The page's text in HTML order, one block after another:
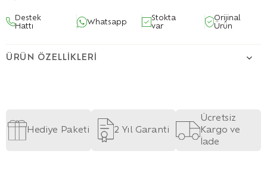
Destek
Hattı
Whatsapp
Stokta
var
Orijinal
Ürün
ÜRÜN ÖZELLIKLERI
Hediye Paketi 2 Yıl Garanti
Ücretsiz
Kargo ve
İade